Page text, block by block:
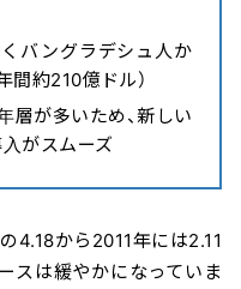
バングラデシュ人か
間約210億ドル）
層が多いため、新しい
がスムーズ
4.18から2011年には2.11
スは緩やかになっていま